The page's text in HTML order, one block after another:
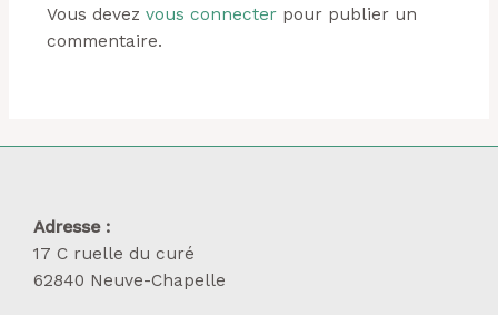
Vous devez vous connecterpour publier un
commentaire.
Adresse :
17 C ruelle du curé
62840 Neuve-Chapelle